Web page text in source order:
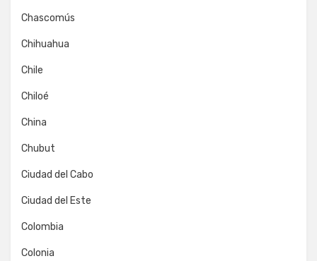
Chascomús
Chihuahua
Chile
Chiloé
China
Chubut
Ciudad del Cabo
Ciudad del Este
Colombia
Colonia